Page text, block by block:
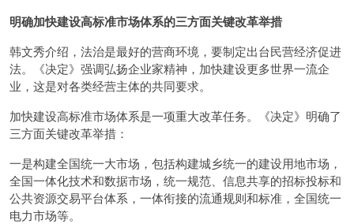
明确加快建设高标准市场体系的三方面关键改革举措
韩文秀介绍，法治是最好的营商环境，要制定出台民营经济促进
法。《决定》强调弘扬企业家精神，加快建设更多世界一流企
业，这是对各类经营主体的共同要求。
加快建设高标准市场体系是一项重大改革任务。《决定》明确了
三方面关键改革举措：
一是构建全国统一大市场，包括构建城乡统一的建设用地市场，
全国一体化技术和数据市场，统一规范、信息共享的招标投标和
公共资源交易平台体系，一体衔接的流通规则和标准，全国统一
电力市场等。